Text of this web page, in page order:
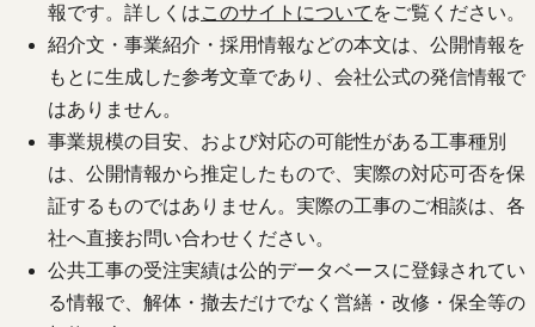
報です。詳しくはこのサイトについて をご覧ください。
紹介文・事業紹介・採用情報などの本文は、公開情報を
もとに生成した参考文章であり、会社公式の発信情報で
はありません。
事業規模の目安、および対応の可能性がある工事種別
は、公開情報から推定したもので、実際の対応可否を保
証するものではありません。実際の工事のご相談は、各
社へ直接お問い合わせください。
公共工事の受注実績は公的データベースに登録されてい
る情報で、解体・撤去だけでなく営繕・改修・保全等の